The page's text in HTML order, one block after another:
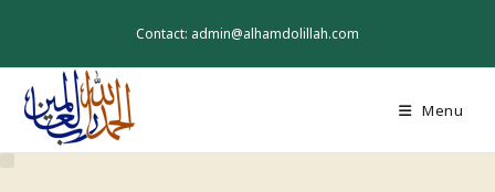
Contact: admin@alhamdolillah.com
Menu